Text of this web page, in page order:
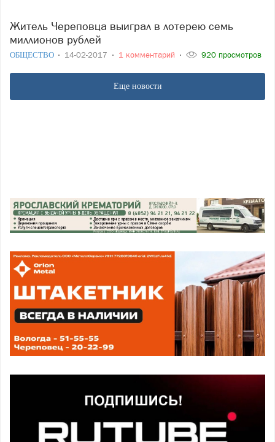
Житель Череповца выиграл в лотерею семь
миллионов рублей
ОБЩЕСТВО 14-02-2017 1 комментарий 920 просмотров
Еще новости